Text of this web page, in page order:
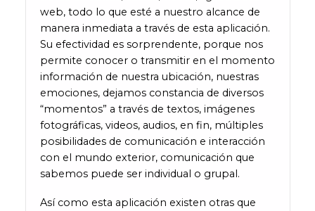
web, todo lo que esté a nuestro alcance de
manera inmediata a través de esta aplicación.
Su efectividad es sorprendente, porque nos
permite conocer o transmitir en el momento
información de nuestra ubicación, nuestras
emociones, dejamos constancia de diversos
“momentos” a través de textos, imágenes
fotográficas, videos, audios, en fin, múltiples
posibilidades de comunicación e interacción
con el mundo exterior, comunicación que
sabemos puede ser individual o grupal.
Así como esta aplicación existen otras que